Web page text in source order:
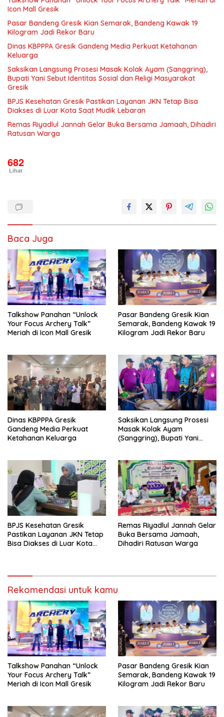
Icon Mall Gresik
Pasar Bandeng Gresik Kian Semarak, Bandeng Kawak 19
Kilogram Jadi Rekor Baru
Dinas KBPPPA Gresik Gandeng Media Perkuat Ketahanan
Keluarga
Saksikan Langsung Prosesi Masak Kolak Ayam (Sanggring),
Bupati Yani Sebut Identitas Sosial dan Religi Masyarakat
Gresik
BPJS Kesehatan Gresik Pastikan Layanan JKN Tetap Bisa
Diakses di Luar Kota Saat Mudik Lebaran
Remas Riyadlul Jannah Gelar Buka Bersama Jamaah, Dihadiri
Ratusan Warga
682
Lihat
Baca Juga
Talkshow Panahan “Unlock
Your Focus Archery Talk”
Meriah di Icon Mall Gresik
Pasar Bandeng Gresik Kian
Semarak, Bandeng Kawak 19
Kilogram Jadi Rekor Baru
Dinas KBPPPA Gresik
Gandeng Media Perkuat
Ketahanan Keluarga
Saksikan Langsung Prosesi
Masak Kolak Ayam
(Sanggring), Bupati Yani
BPJS Kesehatan Gresik
Pastikan Layanan JKN Tetap
Bisa Diakses di Luar Kota
Remas Riyadlul Jannah Gelar
Buka Bersama Jamaah,
Dihadiri Ratusan Warga
Rekomendasi untuk kamu
Talkshow Panahan “Unlock
Your Focus Archery Talk”
Meriah di Icon Mall Gresik
Pasar Bandeng Gresik Kian
Semarak, Bandeng Kawak 19
Kilogram Jadi Rekor Baru